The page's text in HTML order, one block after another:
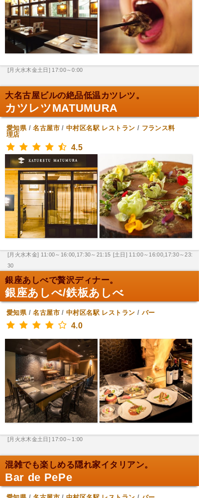
[月火水木金土日] 17:00～0:00
大名古屋ビルの絶品低温カツレツ。
カツレツMATUMURA
愛知県/名古屋市/中村区名駅 レストラン / フランス料
理店
4.5
[月火水木金] 11:00～16:00,17:30～21:15 [土日] 11:00～16:00,17:30～23:
30
銀座あしべで贅沢ディナー。
銀座あしべ/鉄板あしべ
愛知県/名古屋市/中村区名駅 レストラン / バー
4.0
[月火水木金土日] 17:00～1:00
混雑でも楽しめる隠れ家イタリアン。
Bar de PePe